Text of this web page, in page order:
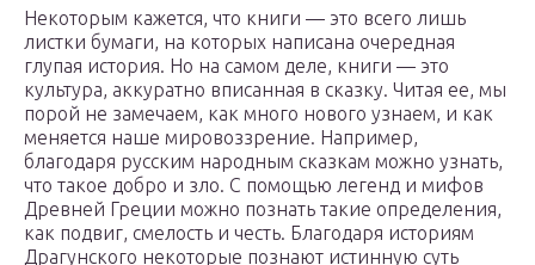
Некоторым кажется, что книги — это всего лишь
листки бумаги, на которых написана очередная
глупая история. Но на самом деле, книги — это
культура, аккуратно вписанная в сказку. Читая ее, мы
порой не замечаем, как много нового узнаем, и как
меняется наше мировоззрение. Например,
благодаря русским народным сказкам можно узнать,
что такое добро и зло. С помощью легенд и мифов
Древней Греции можно познать такие определения,
как подвиг, смелость и честь. Благодаря историям
Драгунского некоторые познают истинную суть